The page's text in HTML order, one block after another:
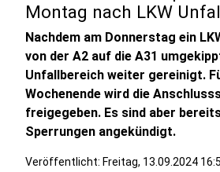
Montag nach LKW
Nachdem am Donnerstag ein
von der A2 auf die A31
Unfallbereich weiter gereinigt.
Wochenende wird die
freigegeben. Es sind aber
Sperrungen angekündigt.
Veröffentlicht: Freitag, 13.09.2024